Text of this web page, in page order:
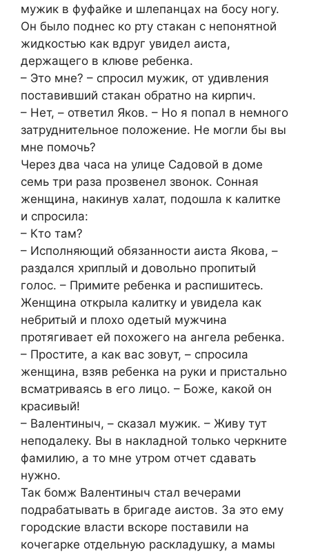
мужик в фуфайке и шлепанцах на босу ногу.
Он было поднес ко рту стакан с непонятной
жидкостью как вдруг увидел аиста,
держащего в клюве ребенка.
– Это мне? – спросил мужик, от удивления
поставивший стакан обратно на кирпич.
– Нет, – ответил Яков. – Но я попал в немного
затруднительное положение. Не могли бы вы
мне помочь?
Через два часа на улице Садовой в доме
семь три раза прозвенел звонок. Сонная
женщина, накинув халат, подошла к калитке
и спросила:
– Кто там?
– Исполняющий обязанности аиста Якова, –
раздался хриплый и довольно пропитый
голос. – Примите ребенка и распишитесь.
Женщина открыла калитку и увидела как
небритый и плохо одетый мужчина
протягивает ей похожего на ангела ребенка.
– Простите, а как вас зовут, – спросила
женщина, взяв ребенка на руки и пристально
всматриваясь в его лицо. – Боже, какой он
красивый!
– Валентиныч, – сказал мужик. – Живу тут
неподалеку. Вы в накладной только черкните
фамилию, а то мне утром отчет сдавать
нужно.
Так бомж Валентиныч стал вечерами
подрабатывать в бригаде аистов. За это ему
городские власти вскоре поставили на
кочегарке отдельную раскладушку, а мамы